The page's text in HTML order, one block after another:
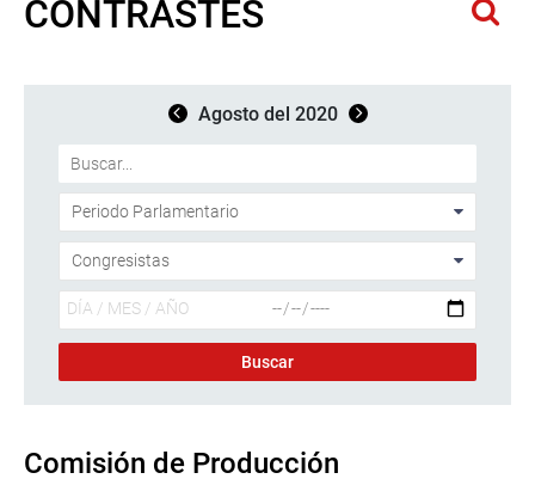
CONTRASTES
Agosto del 2020
Comisión de Producción